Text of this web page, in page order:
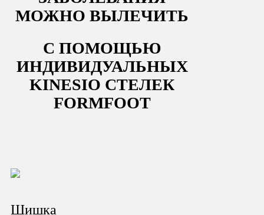
МОЖНО ВЫЛЕЧИТЬ
С ПОМОЩЬЮ
ИНДИВИДУАЛЬНЫХ
KINESIO СТЕЛЕК
FORMFOOT
Шишка